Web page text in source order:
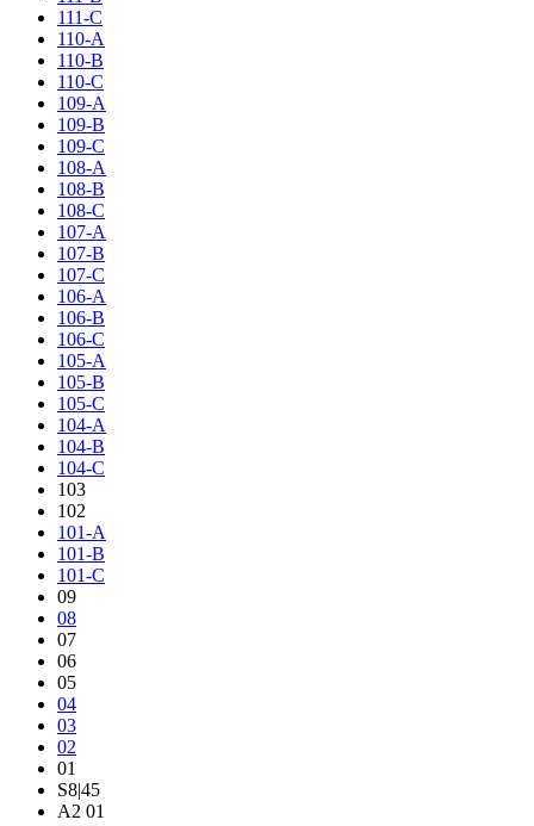
111-C
110-A
110-B
110-C
109-A
109-B
109-C
108-A
108-B
108-C
107-A
107-B
107-C
106-A
106-B
106-C
105-A
105-B
105-C
104-A
104-B
104-C
103
102
101-A
101-B
101-C
09
08
07
06
05
04
03
02
01
S8|45
A2 01